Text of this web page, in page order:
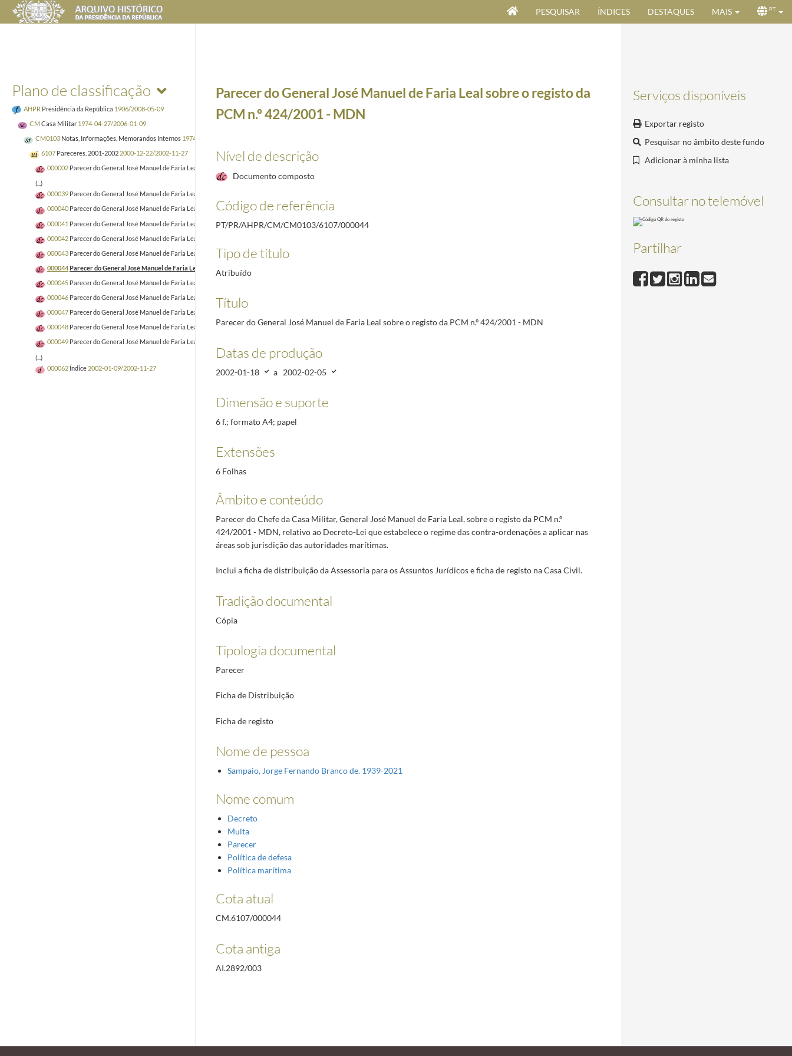
PESQUISAR ÍNDICES DESTAQUES MAIS PT
Plano de classificação
AHPR Presidência da República 1906/2008-05-09
CMCasa Militar 1974-04-27/2006-01-09
CM0103 Notas, Informações, Memorandos Internos 1974-05/2005-09-26
6107 Pareceres. 2001-2002 2000-12-22/2002-11-27
000002 Parecer do General José Manuel de Faria Leal sobre o registo da PCM n.º 487/2000 - MDN
(...)
000039 Parecer do General José Manuel de Faria Leal sobre o registo da PCM n.º 430/2001 - MES/ME
000040 Parecer do General José Manuel de Faria Leal sobre o Decreto da A.R. n.º 186/VIII2002-01-15/2002-01-21
000041 Parecer do General José Manuel de Faria Leal sobre o registo da PCM n.º 391/2001 - MES2002-01-18/2002-01-22
000042 Parecer do General José Manuel de Faria Leal sobre o registo da PCM n.º 392/2001 - MES
000043 Parecer do General José Manuel de Faria Leal sobre o registo da PCM n.º 69/2001 - MES
000044Parecer do General José Manuel de Faria Leal sobre o registo da PCM n.º 424/2001 - MDN
000045 Parecer do General José Manuel de Faria Leal sobre o registo da PCM n.º 413/2001 - MES
000046 Parecer do General José Manuel de Faria Leal sobre a Resolução da A.R. n.º 65/VIII
000047 Parecer do General José Manuel de Faria Leal sobre o registo da PCM n.º 374/2001 - MDN
000048 Parecer do General José Manuel de Faria Leal sobre o registo da PCM n.º 148/2002 - MES 2002-04-01/2002-04-11
000049 Parecer do General José Manuel de Faria Leal sobre o registo da PCM n.º 43/2002 - MDN
(...)
000062 Índice 2002-01-09/2002-11-27
Serviços disponíveis
Exportar registo
Pesquisar no âmbito deste fundo
Adicionar à minha lista
Consultar no telemóvel
Partilhar
Parecer do General José Manuel de Faria Leal sobre o registo da
PCM n.º 424/2001 - MDN
Nível de descrição
Documento composto
Código de referência
PT/PR/AHPR/CM/CM0103/6107/000044
Tipo de título
Atribuído
Título
Parecer do General José Manuel de Faria Leal sobre o registo da PCM n.º 424/2001 - MDN
Datas de produção
2002-01-18 a 2002-02-05
Dimensão e suporte
6 f.; formato A4; papel
Extensões
6 Folhas
Âmbito e conteúdo
Parecer do Chefe da Casa Militar, General José Manuel de Faria Leal, sobre o registo da PCM n.º
424/2001 - MDN, relativo ao Decreto-Lei que estabelece o regime das contra-ordenações a aplicar nas
áreas sob jurisdição das autoridades marítimas.
Inclui a ficha de distribuição da Assessoria para os Assuntos Jurídicos e ficha de registo na Casa Civil.
Tradição documental
Cópia
Tipologia documental
Parecer
Ficha de Distribuição
Ficha de registo
Nome de pessoa
Sampaio, Jorge Fernando Branco de. 1939-2021
Nome comum
Decreto
Multa
Parecer
Política de defesa
Política marítima
Cota atual
CM.6107/000044
Cota antiga
AI.2892/003